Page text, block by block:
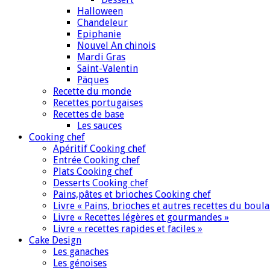
Halloween
Chandeleur
Epiphanie
Nouvel An chinois
Mardi Gras
Saint-Valentin
Päques
Recette du monde
Recettes portugaises
Recettes de base
Les sauces
Cooking chef
Apéritif Cooking chef
Entrée Cooking chef
Plats Cooking chef
Desserts Cooking chef
Pains,pâtes et brioches Cooking chef
Livre « Pains, brioches et autres recettes du
Livre « Recettes légères et gourmandes »
Livre « recettes rapides et faciles »
Cake Design
Les ganaches
Les génoises